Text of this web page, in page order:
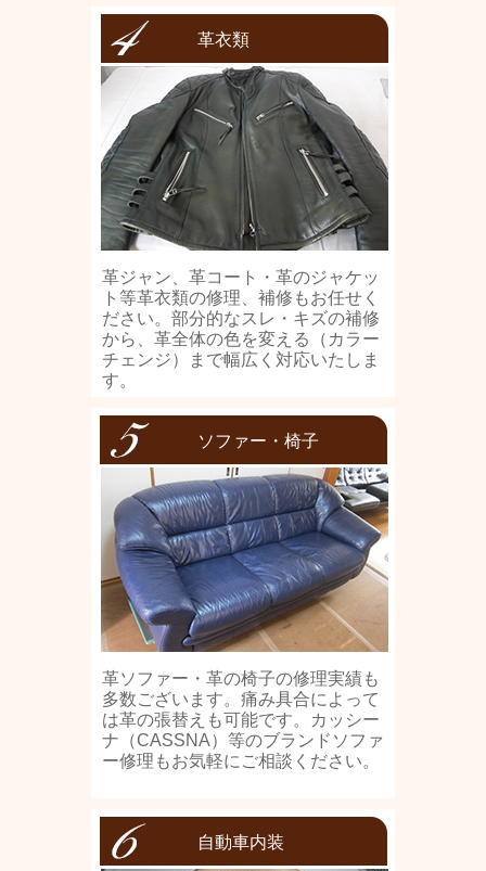
革衣類
革ジャン、革コート・革のジャケッ
ト等革衣類の修理、補修もお任せく
ださい。部分的なスレ・キズの補修
から、革全体の色を変える（カラー
チェンジ）まで幅広く対応いたしま
す。
ソファー・椅子
革ソファー・革の椅子の修理実績も
多数ございます。痛み具合によって
は革の張替えも可能です。カッシー
ナ（CASSNA）等のブランドソファ
ー修理もお気軽にご相談ください。
自動車内装